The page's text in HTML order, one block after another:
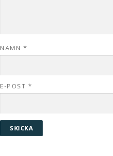
NAMN *
E-POST *